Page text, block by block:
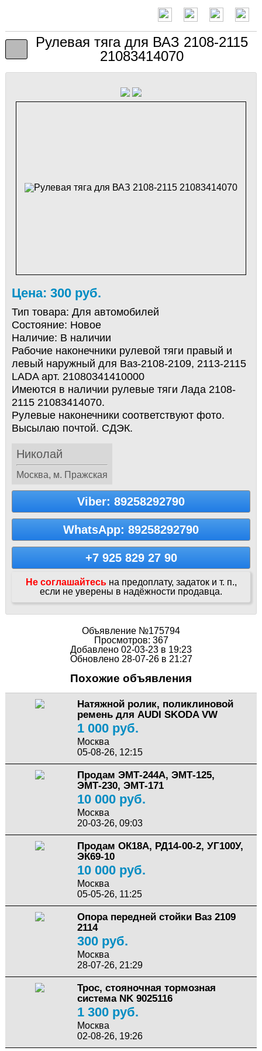
Рулевая тяга для ВАЗ 2108-2115
21083414070
Цена: 300 руб.
Тип товара: Для автомобилей
Состояние: Новое
Наличие: В наличии
Рабочие наконечники рулевой тяги правый и
левый наружный для Ваз-2108-2109, 2113-2115
LADA арт. 21080341410000
Имеются в наличии рулевые тяги Лада 2108-
2115 21083414070.
Рулевые наконечники соответствуют фото.
Высылаю почтой. СДЭК.
Николай
Москва, м. Пражская
Viber: 89258292790
WhatsApp: 89258292790
+7 925 829 27 90
Не соглашайтесь на предоплату, задаток и т. п.,
если не уверены в надёжности продавца.
Объявление №175794
Просмотров: 367
Добавлено 02-03-23 в 19:23
Обновлено 28-07-26 в 21:27
Похожие объявления
Натяжной ролик, поликлиновой
ремень для AUDI SKODA VW
1 000 руб.
Москва
05-08-26, 12:15
Продам ЭМТ-244А, ЭМТ-125,
ЭМТ-230, ЭМТ-171
10 000 руб.
Москва
20-03-26, 09:03
Продам ОК18А, РД14-00-2, УГ100У,
ЭК69-10
10 000 руб.
Москва
05-05-26, 11:25
Опора передней стойки Ваз 2109
2114
300 руб.
Москва
28-07-26, 21:29
Трос, стояночная тормозная
система NK 9025116
1 300 руб.
Москва
02-08-26, 19:26